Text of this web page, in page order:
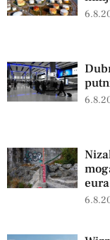
eura